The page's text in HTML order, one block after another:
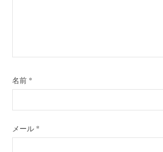
名前 *
メール *